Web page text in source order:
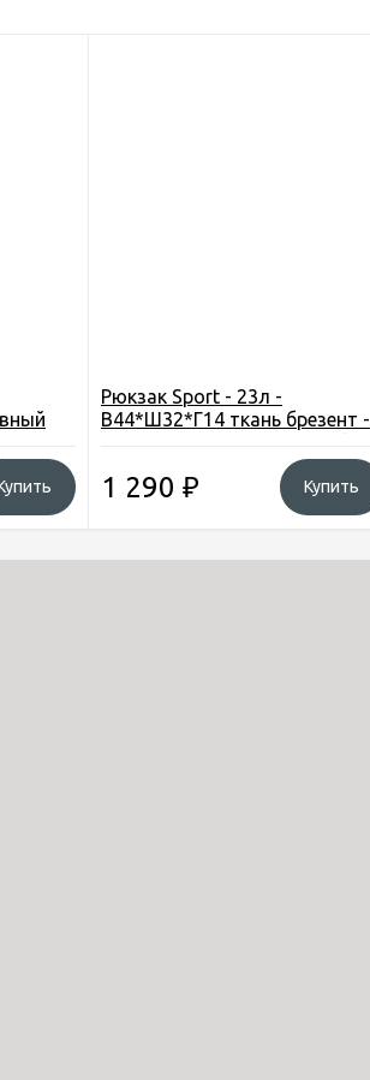
Рюкзак Sport - 23л -
В44*Ш32*Г14 ткань брезент -
1 290 ₽ Купить